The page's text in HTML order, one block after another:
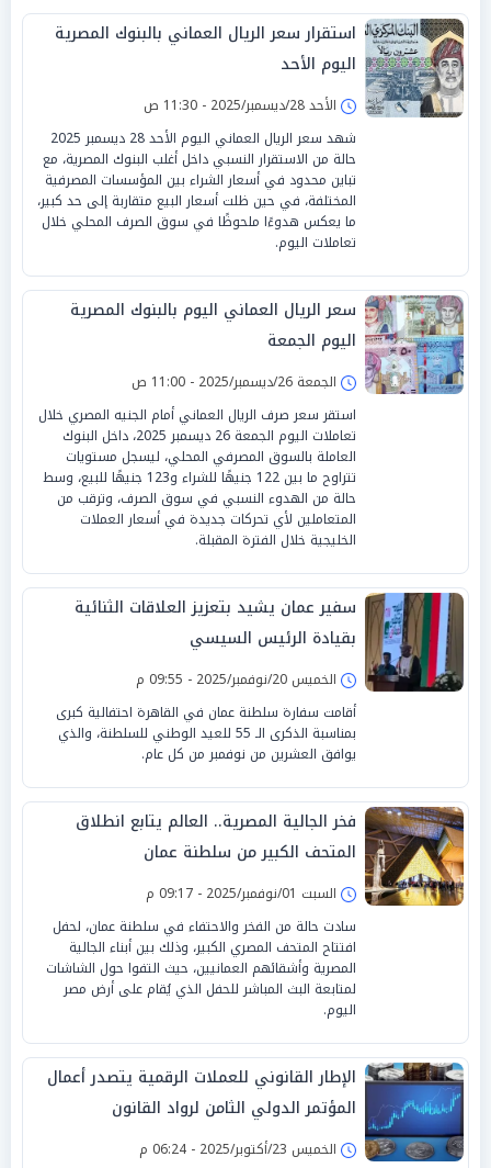
استقرار سعر الريال العماني بالبنوك المصرية
اليوم الأحد
الأحد 28/ديسمبر/2025 - 11:30 ص
شهد سعر الريال العماني اليوم الأحد 28 ديسمبر 2025
حالة من الاستقرار النسبي داخل أغلب البنوك المصرية، مع
تباين محدود في أسعار الشراء بين المؤسسات المصرفية
المختلفة، في حين ظلت أسعار البيع متقاربة إلى حد كبير،
ما يعكس هدوءًا ملحوظًا في سوق الصرف المحلي خلال
تعاملات اليوم.
سعر الريال العماني اليوم بالبنوك المصرية
اليوم الجمعة
الجمعة 26/ديسمبر/2025 - 11:00 ص
استقر سعر صرف الريال العماني أمام الجنيه المصري خلال
تعاملات اليوم الجمعة 26 ديسمبر 2025، داخل البنوك
العاملة بالسوق المصرفي المحلي، ليسجل مستويات
تتراوح ما بين 122 جنيهًا للشراء و123 جنيهًا للبيع، وسط
حالة من الهدوء النسبي في سوق الصرف، وترقب من
المتعاملين لأي تحركات جديدة في أسعار العملات
الخليجية خلال الفترة المقبلة.
سفير عمان يشيد بتعزيز العلاقات الثنائية
بقيادة الرئيس السيسي
الخميس 20/نوفمبر/2025 - 09:55 م
أقامت سفارة سلطنة عمان في القاهرة احتفالية كبرى
بمناسبة الذكرى الـ 55 للعيد الوطني للسلطنة، والذي
يوافق العشرين من نوفمبر من كل عام.
فخر الجالية المصرية.. العالم يتابع انطلاق
المتحف الكبير من سلطنة عمان
السبت 01/نوفمبر/2025 - 09:17 م
سادت حالة من الفخر والاحتفاء في سلطنة عمان، لحفل
افتتاح المتحف المصري الكبير، وذلك بين أبناء الجالية
المصرية وأشقائهم العمانيين، حيث التفوا حول الشاشات
لمتابعة البث المباشر للحفل الذي يُقام على أرض مصر
اليوم.
الإطار القانوني للعملات الرقمية يتصدر أعمال
المؤتمر الدولي الثامن لرواد القانون
الخميس 23/أكتوبر/2025 - 06:24 م